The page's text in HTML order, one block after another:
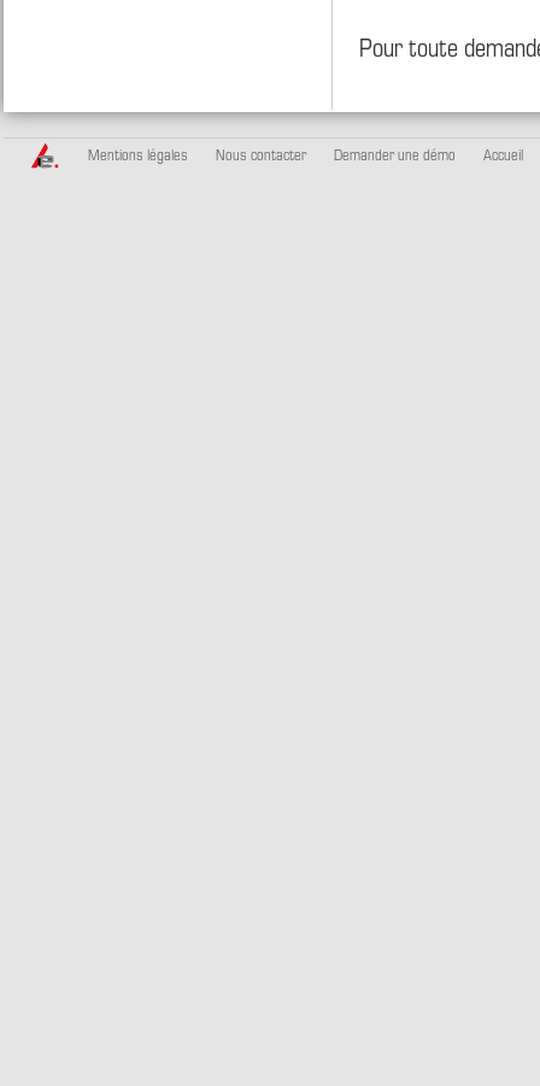
Pour toute
Mentions légales Nous contacter Demander une démo Accueil